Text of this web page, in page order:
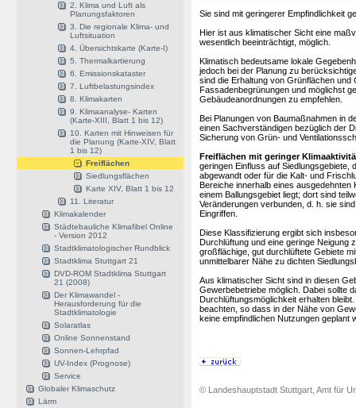
2. Klima und Luft als
Planungsfaktoren
3. Die regionale Klima- und
Luftsituation
4. Übersichtskarte (Karte-I)
5. Thermalkartierung
6. Emissionskataster
7. Luftbelastungsindex
8. Klimakarten
9. Klimaanalyse- Karten
(Karte-XIII, Blatt 1 bis 12)
10. Karten mit Hinweisen für
die Planung (Karte-XIV, Blatt
1 bis 12)
Freiflächen
Siedlungsflächen
Karte XIV, Blatt 1 bis 12
11. Literatur
Klimakalender
Städtebauliche Klimafibel Online
- Version 2012
Stadtklimatologischer Rundblick
Stadtklima Stuttgart 21
DVD-ROM Stadtklima Stuttgart
21 (2008)
Der Klimawandel -
Herausforderung für die
Stadtklimatologie
Solaratlas
Online Sonnenstand
Sonnen-Lehrpfad
UV-Index (Prognose)
Service
Globaler Klimaschutz
Lärm
Sie sind mit geringerer Empfindlichkeit
Hier ist aus klimatischer Sicht eine
wesentlich beeinträchtigt, möglich.
Klimatisch bedeutsame lokale
jedoch bei der Planung zu
sind die Erhaltung von Grünflächen
Fassadenbegrünungen und möglichst
Gebäudeanordnungen zu empfehlen.
Bei Planungen von Baumaßnahmen in
einen Sachverständigen bezüglich der
Sicherung von Grün- und
Freiflächen mit geringer
geringen Einfluss auf Siedlungsgebiete,
abgewandt oder für die Kalt- und
Bereiche innerhalb eines ausgedehnten
einem Ballungsgebiet liegt; dort sind
Veränderungen verbunden, d. h. sie
Eingriffen.
Diese Klassifizierung ergibt sich
Durchlüftung und eine geringe Neigung
großflächige, gut durchlüftete Gebiete
unmittelbarer Nähe zu dichten
Aus klimatischer Sicht sind in diesen
Gewerbebetriebe möglich. Dabei sollte
Durchlüftungsmöglichkeit erhalten
beachten, so dass in der Nähe von
keine empfindlichen Nutzungen geplant
© Landeshauptstadt Stuttgart, Amt für